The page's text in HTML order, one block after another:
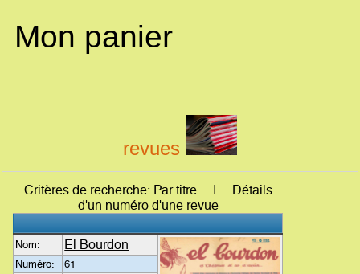
Mon panier
revues
Critères de recherche: Par titre | Détails
d'un numéro d'une revue
Nom: El Bourdon
Numéro:
61